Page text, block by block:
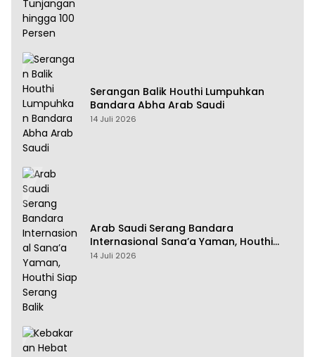
Serangan Balik Houthi Lumpuhkan
Bandara Abha Arab Saudi
14 Juli 2026
Arab Saudi Serang Bandara
Internasional Sana’a Yaman, Houthi
Siap Serang Balik
14 Juli 2026